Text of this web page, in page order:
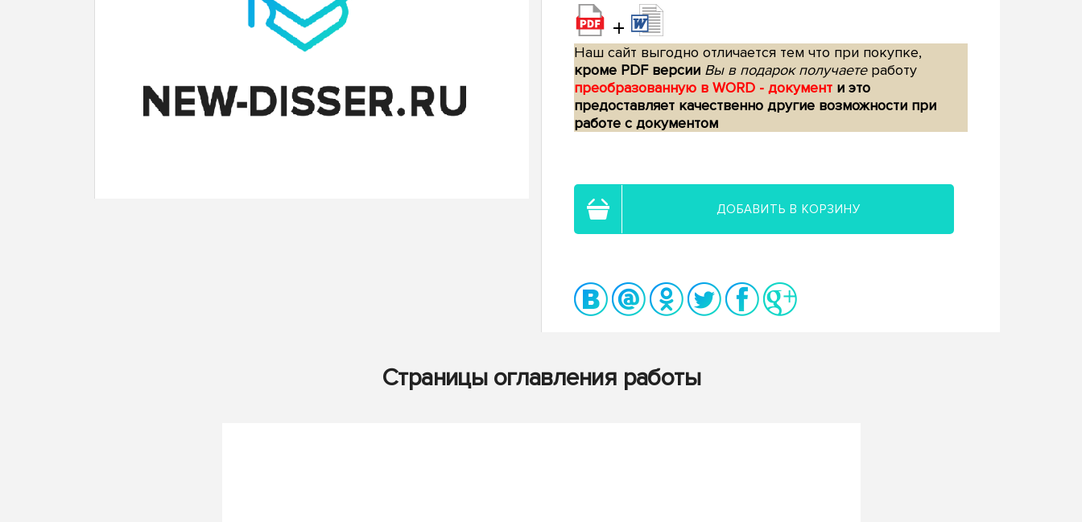
+
Наш сайт выгодно отличается тем что при покупке,
кроме PDF версии Вы в подарок получаетеработу
преобразованную в WORD - документ и это
предоставляет качественно другие возможности при
работе с документом
ДОБАВИТЬ В КОРЗИНУ
Страницы оглавления работы